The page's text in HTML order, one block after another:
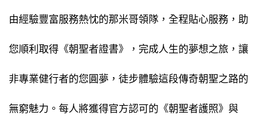
由經驗豐富服務熱忱的那米哥領隊，全程貼心服務，助
您順利取得《朝聖者證書》，完成人生的夢想之旅，讓
非專業健行者的您圓夢，徒步體驗這段傳奇朝聖之路的
無窮魅力。每人將獲得官方認可的《朝聖者護照》與